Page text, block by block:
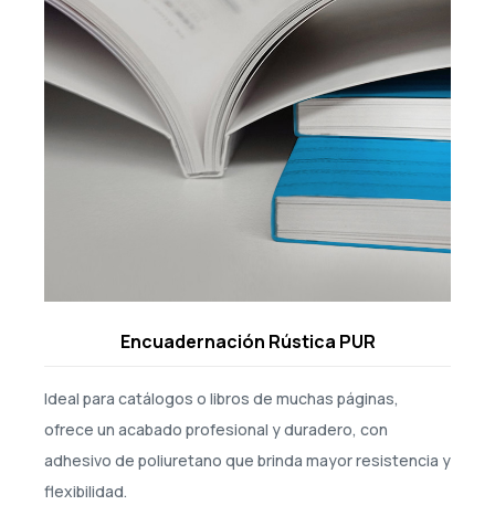
Encuadernación Rústica PUR
Ideal para catálogos o libros de muchas páginas,
ofrece un acabado profesional y duradero, con
adhesivo de poliuretano que brinda mayor resistencia y
flexibilidad.